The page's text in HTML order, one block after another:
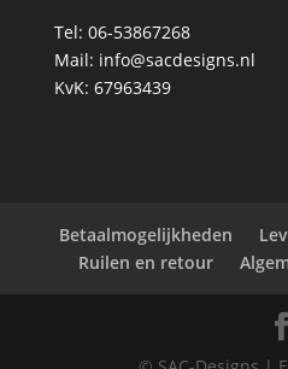
Tel: 06-53867268
Mail: info@sacdesigns.nl
KvK: 67963439
Betaalmogelijkheden
Ruilen en retour